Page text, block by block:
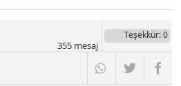
Teşekkür: 0
355mesaj